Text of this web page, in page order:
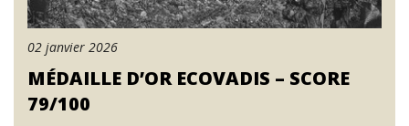
02 janvier 2026
MÉDAILLE D’OR ECOVADIS – SCORE
79/100